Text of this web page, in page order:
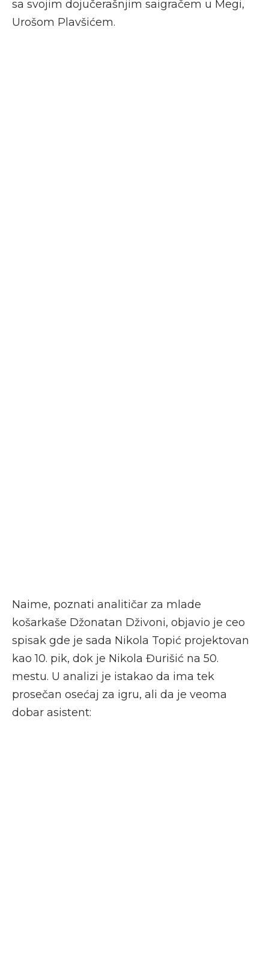
sa svojim dojučerašnjim saigračem u Megi,
Urošom Plavšićem.
Naime, poznati analitičar za mlade
košarkaše Džonatan Dživoni, objavio je ceo
spisak gde je sada Nikola Topić projektovan
kao 10. pik, dok je Nikola Đurišić na 50.
mestu. U analizi je istakao da ima tek
prosečan osećaj za igru, ali da je veoma
dobar asistent: